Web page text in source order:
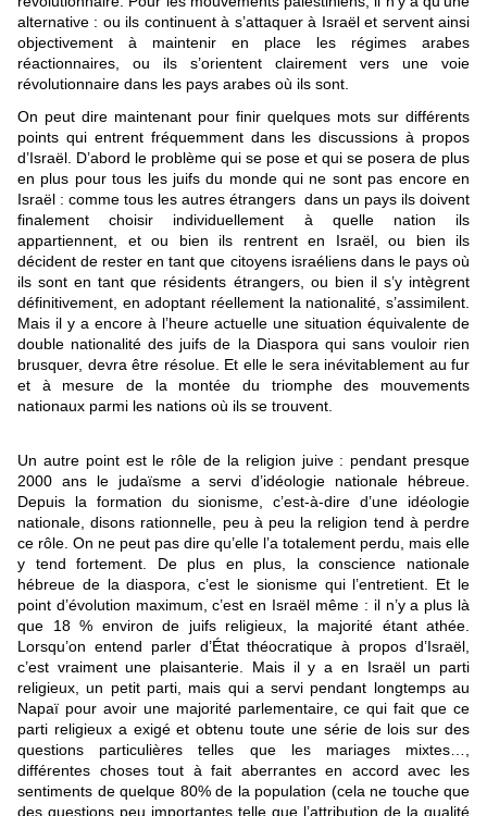
alternative : ou ils continuent à s’attaquer à Israël et servent ainsi
objectivement à maintenir en place les régimes arabes
réactionnaires, ou ils s’orientent clairement vers une voie
révolutionnaire dans les pays arabes où ils sont.
On peut dire maintenant pour finir quelques mots sur différents
points qui entrent fréquemment dans les discussions à propos
d’Israël. D’abord le problème qui se pose et qui se posera de plus
en plus pour tous les juifs du monde qui ne sont pas encore en
Israël : comme tous les autres étrangers dans un pays ils doivent
finalement choisir individuellement à quelle nation ils
appartiennent, et ou bien ils rentrent en Israël, ou bien ils
décident de rester en tant que citoyens israéliens dans le pays où
ils sont en tant que résidents étrangers, ou bien il s’y intègrent
définitivement, en adoptant réellement la nationalité, s’assimilent.
Mais il y a encore à l’heure actuelle une situation équivalente de
double nationalité des juifs de la Diaspora qui sans vouloir rien
brusquer, devra être résolue. Et elle le sera inévitablement au fur
et à mesure de la montée du triomphe des mouvements
nationaux parmi les nations où ils se trouvent.
Un autre point est le rôle de la religion juive : pendant presque
2000 ans le judaïsme a servi d’idéologie nationale hébreue.
Depuis la formation du sionisme, c’est-à-dire d’une idéologie
nationale, disons rationnelle, peu à peu la religion tend à perdre
ce rôle. On ne peut pas dire qu’elle l’a totalement perdu, mais elle
y tend fortement. De plus en plus, la conscience nationale
hébreue de la diaspora, c’est le sionisme qui l’entretient. Et le
point d’évolution maximum, c’est en Israël même : il n’y a plus là
que 18 % environ de juifs religieux, la majorité étant athée.
Lorsqu’on entend parler d’État théocratique à propos d’Israël,
c’est vraiment une plaisanterie. Mais il y a en Israël un parti
religieux, un petit parti, mais qui a servi pendant longtemps au
Napaï pour avoir une majorité parlementaire, ce qui fait que ce
parti religieux a exigé et obtenu toute une série de lois sur des
questions particulières telles que les mariages mixtes…,
différentes choses tout à fait aberrantes en accord avec les
sentiments de quelque 80% de la population (cela ne touche que
des questions peu importantes telle que l’attribution de la qualité